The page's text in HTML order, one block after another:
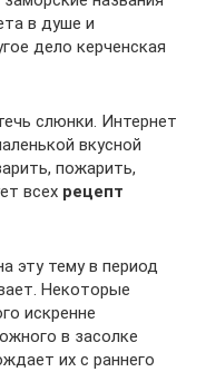
в душе и
дело керченская
слюнки. Интернет
вкусной
пожарить,
всех рецепт
эту тему в период
Некоторые
искренне
в засолке
их с раннего